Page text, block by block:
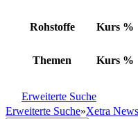
Rohstoffe Kurs %
Themen Kurs %
Erweiterte Suche
Erweiterte Suche»Xetra